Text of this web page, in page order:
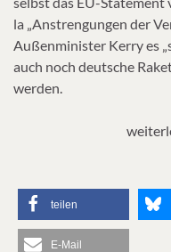
la „Anstrengungen der
Außenminister Kerry es
auch noch deutsche
werden.
teilen
E-Mail